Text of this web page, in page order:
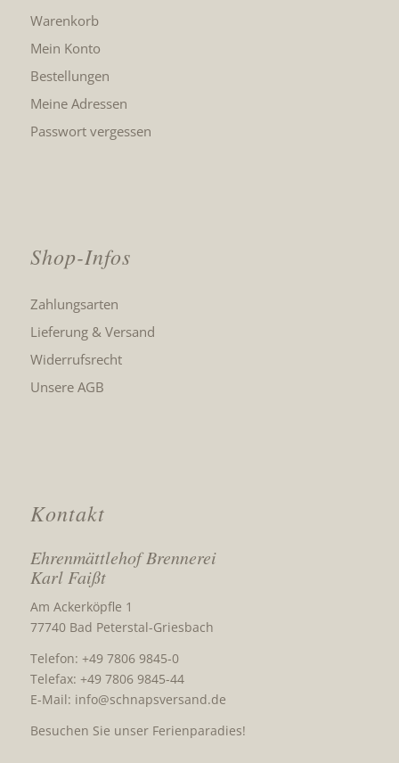
Warenkorb
Mein Konto
Bestellungen
Meine Adressen
Passwort vergessen
Shop-Infos
Zahlungsarten
Lieferung & Versand
Widerrufsrecht
Unsere AGB
Kontakt
Ehrenmättlehof Brennerei
Karl Faißt
Am Ackerköpfle 1
77740 Bad Peterstal-Griesbach
Telefon: +49 7806 9845-0
Telefax: +49 7806 9845-44
E-Mail: info@schnapsversand.de
Besuchen Sie unser Ferienparadies!